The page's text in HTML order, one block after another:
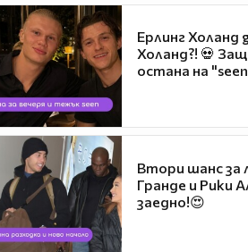
Ерлинг Холанд
Холанд?! 💀
остана на
Втори шанс за
Гранде и Рики
заедно!😍